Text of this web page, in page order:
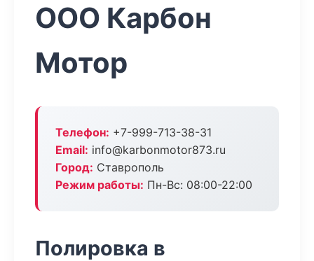
ООО Карбон
Мотор
Телефон: +7-999-713-38-31
Email: info@karbonmotor873.ru
Город: Ставрополь
Режим работы: Пн-Вс: 08:00-22:00
Полировка в